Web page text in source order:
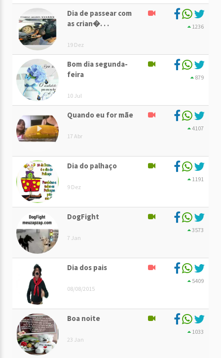
Dia de passear com
as crian�. . .
19 Dez
1236
Bom dia segunda-
feira
10 Jul
879
Quando eu for mãe
17 Abr
4107
Dia do palhaço
9 Dez
1191
DogFight
7 Jan
3573
Dia dos pais
08/08/2015
5409
Boa noite
23 Jan
1033